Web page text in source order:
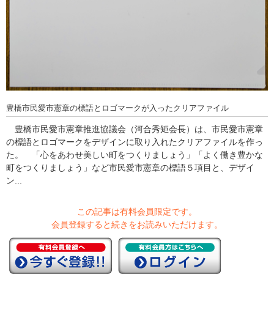
豊橋市民愛市憲章の標語とロゴマークが入ったクリアファイル
豊橋市民愛市憲章推進協議会（河合秀矩会長）は、市民愛市憲章
の標語とロゴマークをデザインに取り入れたクリアファイルを作っ
た。 「心をあわせ美しい町をつくりましょう」「よく働き豊かな
町をつくりましょう」など市民愛市憲章の標語５項目と、デザイ
ン...
この記事は有料会員限定です。
会員登録すると続きをお読みいただけます。